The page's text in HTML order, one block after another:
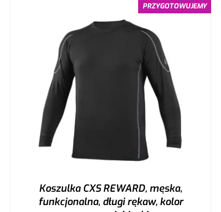
PRZYGOTOWUJEMY
Koszulka CXS REWARD, męska,
funkcjonalna, długi rękaw, kolor